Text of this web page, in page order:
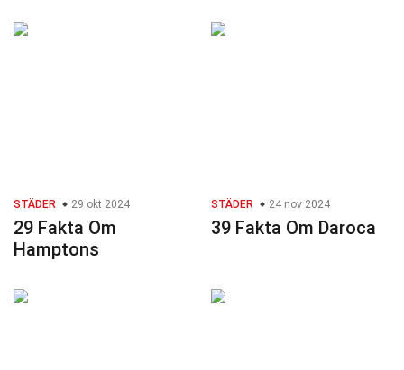
STÄDER 29 okt 2024
29 Fakta Om
Hamptons
STÄDER 24 nov 2024
39 Fakta Om Daroca